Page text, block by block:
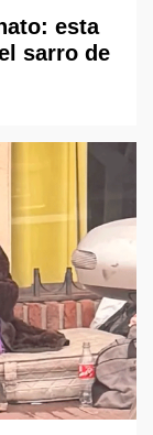
esta
sarro de